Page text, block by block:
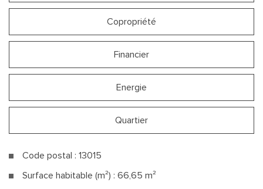
Copropriété
Financier
Energie
Quartier
Code postal : 13015
Surface habitable (m²) : 66,65 m²